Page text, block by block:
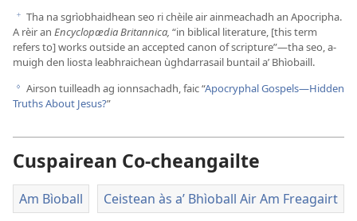
f Tha na sgrìobhaidhean seo ri chèile air ainmeachadh an Apocripha.
A rèir an Encyclopædia Britannica, “in biblical literature, [this term
refers to] works outside an accepted canon of scripture”—tha seo, a-
muigh den liosta leabhraichean ùghdarrasail buntail a’ Bhìobaill.
g Airson tuilleadh ag ionnsachadh, faic “Apocryphal Gospels—Hidden
Truths About Jesus?”
Cuspairean Co-cheangailte
Am Bìoball Ceistean às a’ Bhìoball Air Am Freagairt